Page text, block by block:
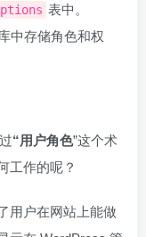
表中。
中存储角色和权
“用户角色”这个术
工作的呢？
用户在网站上能做